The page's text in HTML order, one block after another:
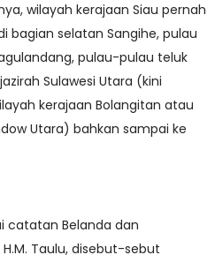
wilayah kerajaan Siau pernah
bagian selatan Sangihe, pulau
pulau-pulau teluk
Sulawesi Utara (kini
kerajaan Bolangitan atau
Utara) bahkan sampai ke
catatan Belanda dan
Taulu, disebut-sebut